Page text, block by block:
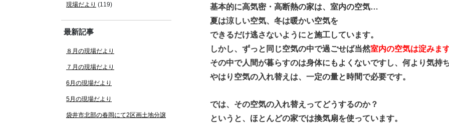
基本的に高気密・高断熱の家は、室内の空気…
夏は涼しい空気、冬は暖かい空気を
できるだけ逃さないようにと施工しています。
しかし、ずっと同じ空気の中で過ごせば当然室内の空気は淀みま
その中で人間が暮らすのは身体にもよくないですし、何より気持
やはり空気の入れ替えは、一定の量と時間で必要です。
では、その空気の入れ替えってどうするのか？
というと、ほとんどの家では換気扇を使っています。
現場だより (119)
最新記事
８月の現場だより
７月の現場だより
6月の現場だより
5月の現場だより
袋井市北部の春岡にて2区画土地分譲